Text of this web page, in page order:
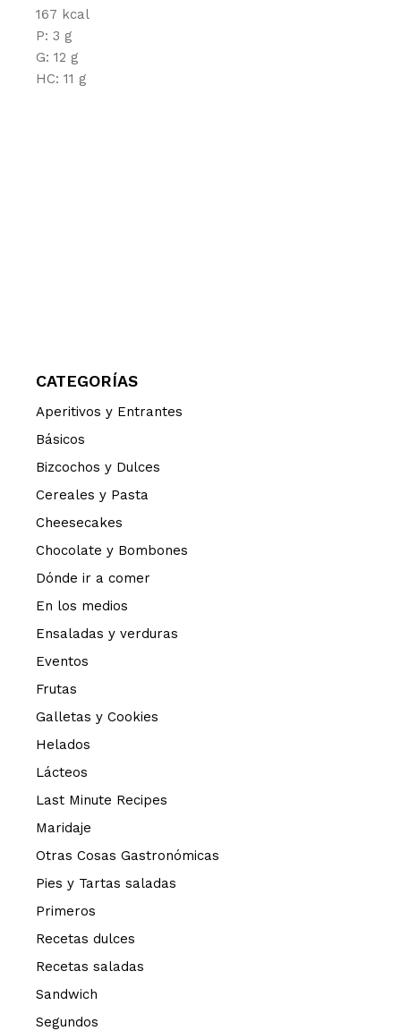
167 kcal
P: 3 g
G: 12 g
HC: 11 g
CATEGORÍAS
Aperitivos y Entrantes
Básicos
Bizcochos y Dulces
Cereales y Pasta
Cheesecakes
Chocolate y Bombones
Dónde ir a comer
En los medios
Ensaladas y verduras
Eventos
Frutas
Galletas y Cookies
Helados
Lácteos
Last Minute Recipes
Maridaje
Otras Cosas Gastronómicas
Pies y Tartas saladas
Primeros
Recetas dulces
Recetas saladas
Sandwich
Segundos